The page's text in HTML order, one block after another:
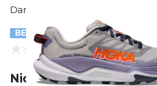
Damen
BESTSELLER
0.0 (0
Nicht lieferbar